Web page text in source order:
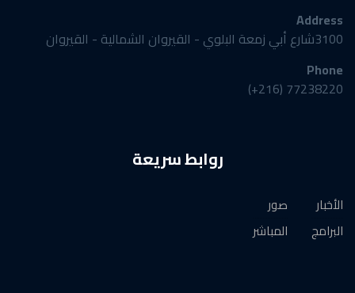
Address
3100شارع أبي زمعة البلوي - القيروان الشمالية - القيروان
Phone
77238220 (216+)
روابط سريعة
الأخبار
البرامج
صور
المباشر